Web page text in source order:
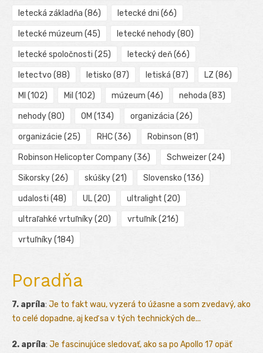
letecká základňa (86) letecké dni (66)
letecké múzeum (45) letecké nehody(80)
letecké spoločnosti (25) letecký deň(66)
letectvo (88) letisko (87) letiská (87) LZ (86)
MI (102) Mil (102) múzeum (46) nehoda (83)
nehody(80) OM (134) organizácia (26)
organizácie (25) RHC(36) Robinson (81)
Robinson Helicopter Company(36) Schweizer(24)
Sikorsky(26) skúšky(21) Slovensko (136)
udalosti (48) UL(20) ultralight (20)
ultraľahké vrtuľníky(20) vrtuľník(216)
vrtuľníky(184)
Poradňa
7. apríla: Je to fakt wau, vyzerá to úžasne a som zvedavý, ako
to celé dopadne, aj keď sa v tých technických de...
2. apríla: Je fascinujúce sledovať, ako sa po Apollo 17 opäť